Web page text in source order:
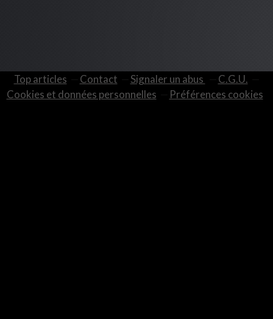
Top articles Contact Signaler un abus
C.G.U.
Cookies et données personnelles
Préférences cookies